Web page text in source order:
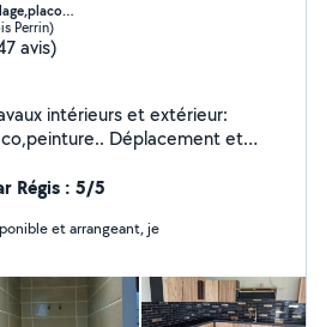
Perrin)
avis)
intérieurs et extérieur:
Déplacement et
Régis : 5/5